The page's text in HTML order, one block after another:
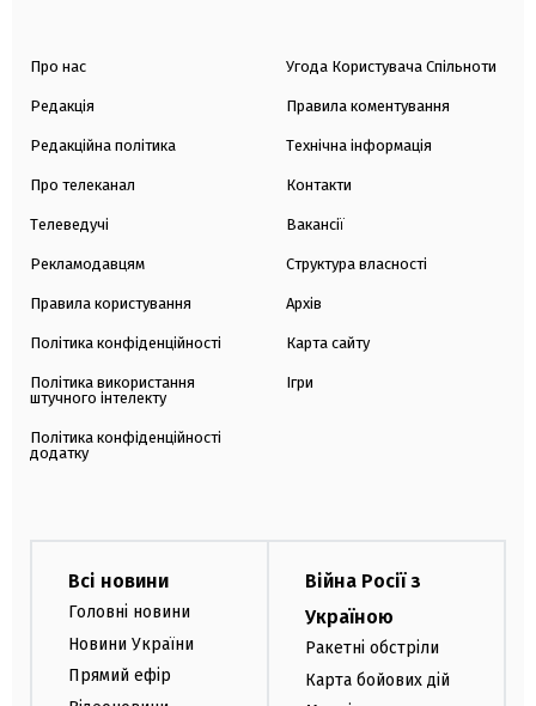
Про нас
Редакція
Редакційна політика
Про телеканал
Телеведучі
Рекламодавцям
Правила користування
Політика конфіденційності
Політика використання
штучного інтелекту
Політика конфіденційності
додатку
Угода Користувача Спільноти
Правила коментування
Технічна інформація
Контакти
Вакансії
Структура власності
Архів
Карта сайту
Ігри
Всі новини
Головні новини
Новини України
Прямий ефір
Війна Росії з
Україною
Ракетні обстріли
Карта бойових дій